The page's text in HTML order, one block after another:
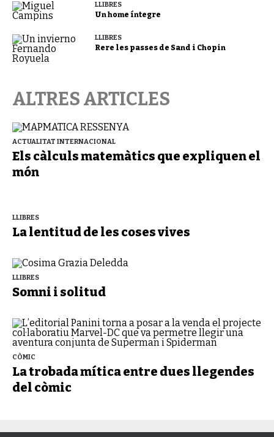
LLIBRES
Un home íntegre
LLIBRES
Rere les passes de Sand i Chopin
ALTRES ARTICLES
ACTUALITAT INTERNACIONAL
Els càlculs matemàtics que expliquen el
món
LLIBRES
La lentitud de les coses vives
LLIBRES
Somni i solitud
CÒMIC
La trobada mítica entre dues llegendes
del còmic